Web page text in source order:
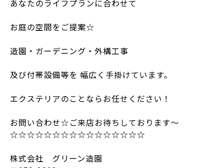
あなたのライフプランに合わせて
お庭の空間をご提案☆
造園・ガーデニング・外構工事
及び付帯設備等を 幅広く手掛けています。
エクステリアのことならお任せください！
お問い合わせ☆ご来店お待ちしております～
☆☆☆☆☆☆☆☆☆☆☆☆☆☆☆☆
株式会社 グリーン造園